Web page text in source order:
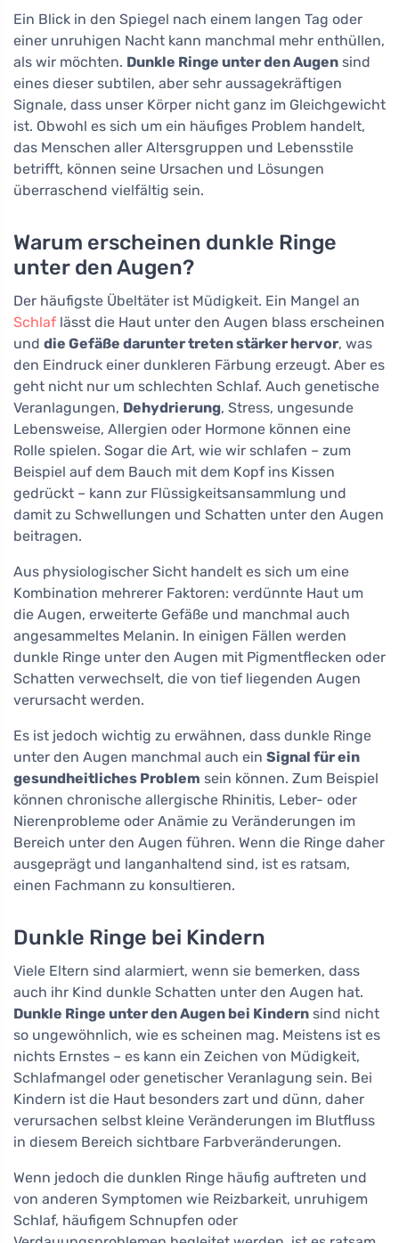
Ein Blick in den Spiegel nach einem langen Tag oder
einer unruhigen Nacht kann manchmal mehr enthüllen,
als wir möchten. Dunkle Ringe unter den Augen sind
eines dieser subtilen, aber sehr aussagekräftigen
Signale, dass unser Körper nicht ganz im Gleichgewicht
ist. Obwohl es sich um ein häufiges Problem handelt,
das Menschen aller Altersgruppen und Lebensstile
betrifft, können seine Ursachen und Lösungen
überraschend vielfältig sein.
Warum erscheinen dunkle Ringe
unter den Augen?
Der häufigste Übeltäter ist Müdigkeit. Ein Mangel an
Schlaf lässt die Haut unter den Augen blass erscheinen
und die Gefäße darunter treten stärker hervor, was
den Eindruck einer dunkleren Färbung erzeugt. Aber es
geht nicht nur um schlechten Schlaf. Auch genetische
Veranlagungen, Dehydrierung, Stress, ungesunde
Lebensweise, Allergien oder Hormone können eine
Rolle spielen. Sogar die Art, wie wir schlafen – zum
Beispiel auf dem Bauch mit dem Kopf ins Kissen
gedrückt – kann zur Flüssigkeitsansammlung und
damit zu Schwellungen und Schatten unter den Augen
beitragen.
Aus physiologischer Sicht handelt es sich um eine
Kombination mehrerer Faktoren: verdünnte Haut um
die Augen, erweiterte Gefäße und manchmal auch
angesammeltes Melanin. In einigen Fällen werden
dunkle Ringe unter den Augen mit Pigmentflecken oder
Schatten verwechselt, die von tief liegenden Augen
verursacht werden.
Es ist jedoch wichtig zu erwähnen, dass dunkle Ringe
unter den Augen manchmal auch ein Signal für ein
gesundheitliches Problem sein können. Zum Beispiel
können chronische allergische Rhinitis, Leber- oder
Nierenprobleme oder Anämie zu Veränderungen im
Bereich unter den Augen führen. Wenn die Ringe daher
ausgeprägt und langanhaltend sind, ist es ratsam,
einen Fachmann zu konsultieren.
Dunkle Ringe bei Kindern
Viele Eltern sind alarmiert, wenn sie bemerken, dass
auch ihr Kind dunkle Schatten unter den Augen hat.
Dunkle Ringe unter den Augen bei Kindern sind nicht
so ungewöhnlich, wie es scheinen mag. Meistens ist es
nichts Ernstes – es kann ein Zeichen von Müdigkeit,
Schlafmangel oder genetischer Veranlagung sein. Bei
Kindern ist die Haut besonders zart und dünn, daher
verursachen selbst kleine Veränderungen im Blutfluss
in diesem Bereich sichtbare Farbveränderungen.
Wenn jedoch die dunklen Ringe häufig auftreten und
von anderen Symptomen wie Reizbarkeit, unruhigem
Schlaf, häufigem Schnupfen oder